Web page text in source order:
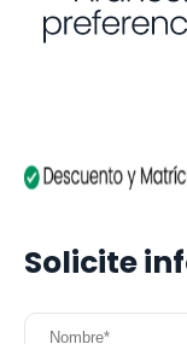
Solicite